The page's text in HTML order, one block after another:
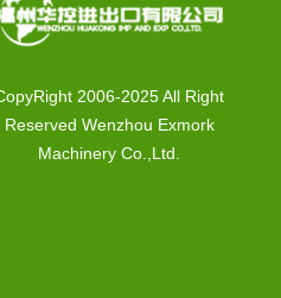
2006-2025 All Right
Reserved Wenzhou Exmork
Machinery Co.,Ltd.